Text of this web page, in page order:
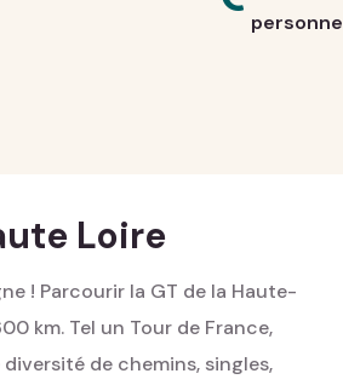
personne
Loire
! Parcourir la GT de la Haute-
km. Tel un Tour de France,
de chemins, singles,